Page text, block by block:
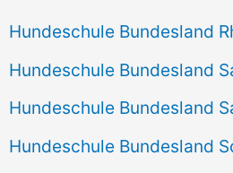
Hundeschule Bundesland
Hundeschule Bundesland
Hundeschule Bundesland
Hundeschule Bundesland